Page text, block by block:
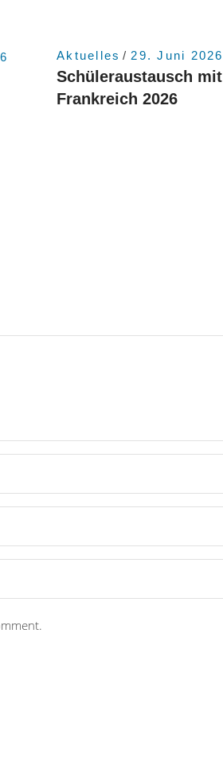
Aktuelles 29. Juni 2026
Schüleraustausch mit
Frankreich 2026